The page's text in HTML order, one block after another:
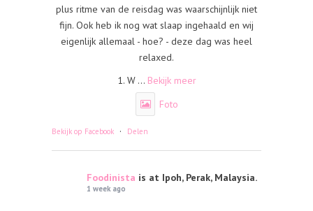
plus ritme van de reisdag was waarschijnlijk niet
fijn. Ook heb ik nog wat slaap ingehaald en wij
eigenlijk allemaal - hoe? - deze dag was heel
relaxed.
1. W ... Bekijk meer
Foto
Bekijk op Facebook · Delen
Foodinista is at Ipoh, Perak, Malaysia.
1 week ago